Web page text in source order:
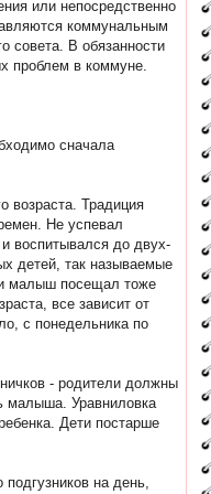
или непосредственно
коммунальным
совета. В обязанности
проблем в коммуне.
сначала
возраста. Традиция
Не успевал
воспитывался до двух-
детей, так называемые
малыш посещал тоже
все зависит от
с понедельника по
- родители должны
малыша. Уравниловка
Дети постарше
на день,